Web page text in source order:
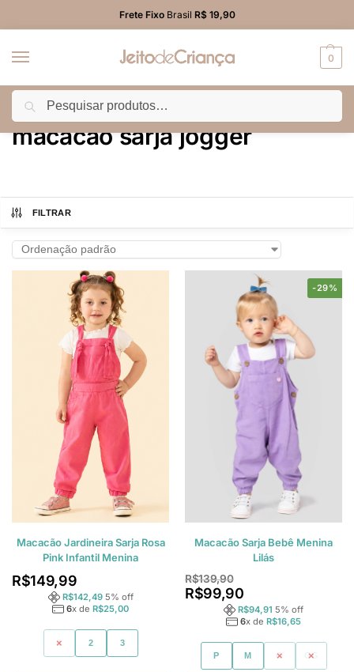
Frete FixoBrasil R$ 19,90
0
Início Produtos marcados com a tag “macacão sarja jogger”
macacão sarja jogger
FILTRAR
Macacão Jardineira Sarja Rosa
Pink Infantil Menina
R$149,99
R$142,49 5% off
6x de R$25,00
1 2 3
-29%
Macacão Sarja Bebê Menina
Lilás
R$139,90
R$99,90
R$94,91 5% off
6x de R$16,65
P M G GG